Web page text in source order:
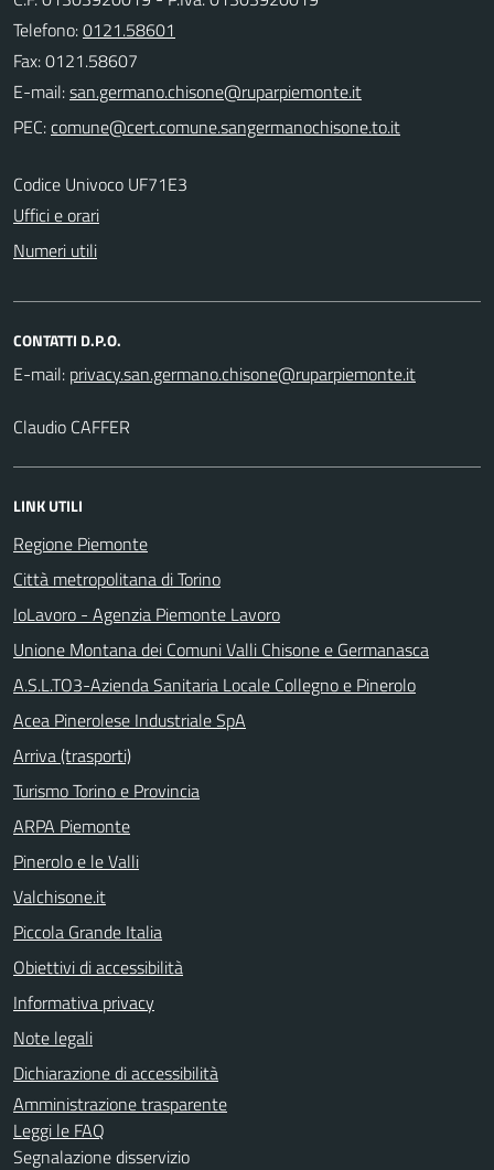
Telefono:0121.58601
Fax: 0121.58607
E-mail:
PEC:
Codice Univoco UF71E3
Uffici e orari
Numeri utili
CONTATTI D.P.O.
E-mail:
Claudio CAFFER
LINK UTILI
Regione Piemonte
Città metropolitana di Torino
IoLavoro - Agenzia Piemonte Lavoro
Unione Montana dei Comuni Valli Chisone e Germanasca
A.S.L.TO3-Azienda Sanitaria Locale Collegno e Pinerolo
Acea Pinerolese Industriale SpA
Arriva (trasporti)
Turismo Torino e Provincia
ARPA Piemonte
Pinerolo e le Valli
Valchisone.it
Piccola Grande Italia
Obiettivi di accessibilità
Informativa privacy
Note legali
Dichiarazione di accessibilità
Amministrazione trasparente
Leggi le FAQ
Segnalazione disservizio